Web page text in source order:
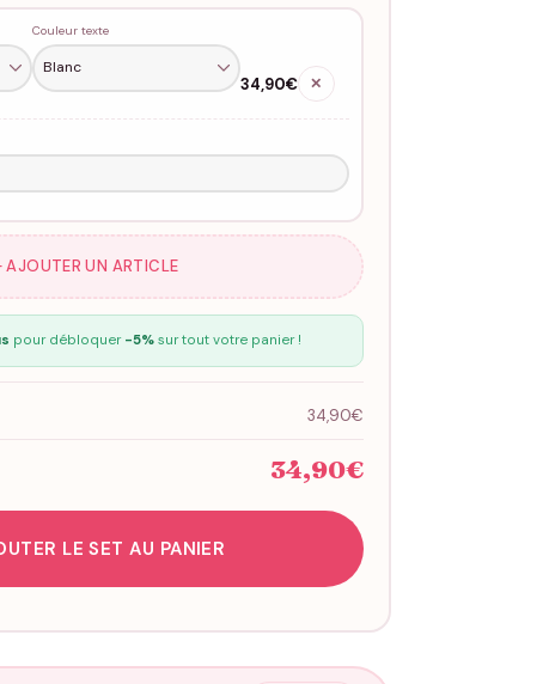
Couleur texte
34,90€ ✕
AJOUTER UN ARTICLE
pour débloquer -5%sur tout votre panier !
34,90€
34,90€
LE SET AU PANIER